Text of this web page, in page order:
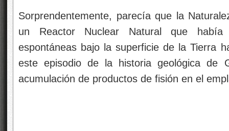
Sorprendentemente, parecía que la
un Reactor Nuclear Natural que había
espontáneas bajo la superficie de la Tierra
este episodio de la historia geológica de
acumulación de productos de fisión en el